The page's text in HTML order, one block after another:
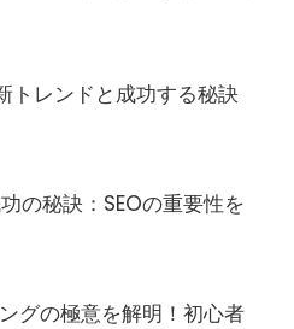
トレンドと成功する秘訣
の秘訣：SEOの重要性を
グの極意を解明！初心者